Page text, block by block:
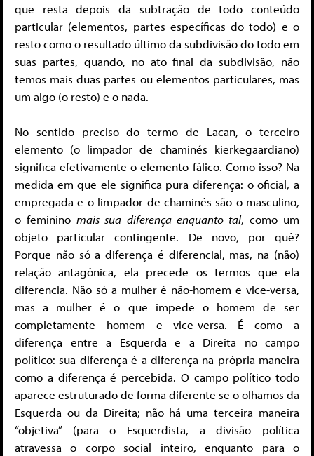
que resta depois da subtração de todo conteúdo
particular (elementos, partes específicas do todo) e o
resto como o resultado último da subdivisão do todo em
suas partes, quando, no ato final da subdivisão, não
temos mais duas partes ou elementos particulares, mas
um algo (o resto) e o nada.
No sentido preciso do termo de Lacan, o terceiro
elemento (o limpador de chaminés kierkegaardiano)
significa efetivamente o elemento fálico. Como isso? Na
medida em que ele significa pura diferença: o oficial, a
empregada e o limpador de chaminés são o masculino,
o femininomais sua diferença enquanto tal, como um
objeto particular contingente. De novo, por quê?
Porque não só a diferença é diferencial, mas, na (não)
relação antagônica, ela precede os termos que ela
diferencia. Não só a mulher é não-homem e vice-versa,
mas a mulher é o que impede o homem de ser
completamente homem e vice-versa. É como a
diferença entre a Esquerda e a Direita no campo
político: sua diferença é a diferença na própria maneira
como a diferença é percebida. O campo político todo
aparece estruturado de forma diferente se o olhamos da
Esquerda ou da Direita; não há uma terceira maneira
“objetiva” (para o Esquerdista, a divisão política
atravessa o corpo social inteiro, enquanto para o